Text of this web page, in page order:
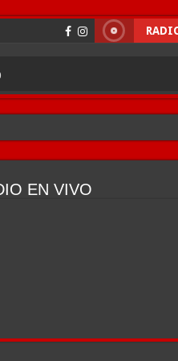
EN VIVO